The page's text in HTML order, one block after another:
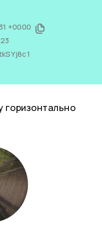
+0000
горизонтально